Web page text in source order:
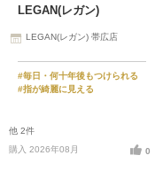
LEGAN(レガン)
LEGAN(レガン) 帯広店
#毎日・何十年後もつけられる
#指が綺麗に見える
他 2件
購入 2026年08月
0